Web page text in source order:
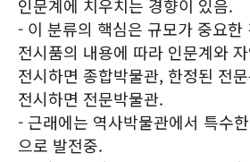
인문계에 치우치는 경향이 있음.
- 이 분류의 핵심은 규모가 중요한
전시품의 내용에 따라 인문계와
전시하면 종합박물관, 한정된 전
전시하면 전문박물관.
- 근래에는 역사박물관에서 특수
으로 발전중.